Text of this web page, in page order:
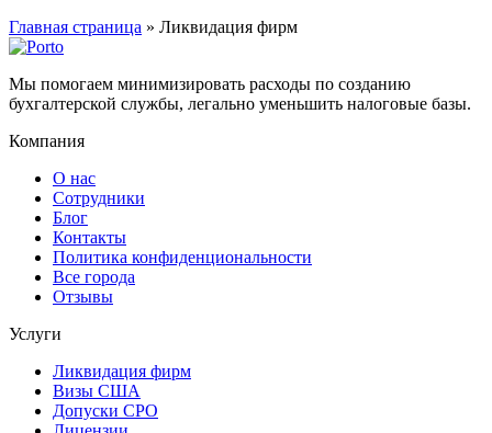
Главная страница » Ликвидация фирм
Мы помогаем минимизировать расходы по созданию
бухгалтерской службы, легально уменьшить налоговые базы.
Компания
О нас
Сотрудники
Блог
Контакты
Политика конфиденциональности
Все города
Отзывы
Услуги
Ликвидация фирм
Визы США
Допуски СРО